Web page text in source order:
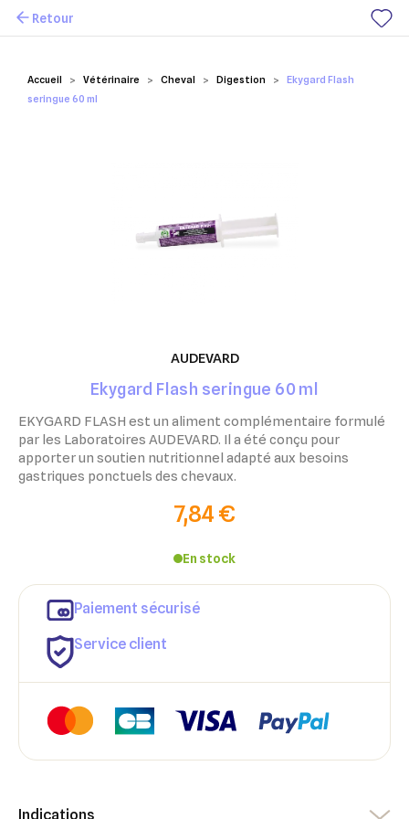
Mes favoris
Accueil Vétérinaire Cheval Digestion
Ekygard Flash
seringue 60 ml
Retour
AUDEVARD
Ekygard Flash seringue 60 ml
EKYGARD FLASH est un aliment complémentaire formulé
par les Laboratoires AUDEVARD. Il a été conçu pour
apporter un soutien nutritionnel adapté aux besoins
gastriques ponctuels des chevaux.
7,84 €
En stock
Paiement sécurisé
Service client
Indications
Créer une liste d'envies ×
Connexion ×